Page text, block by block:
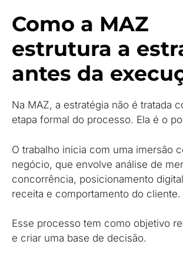
Como a MAZ
estrutura a
antes da
Na MAZ, a estratégia não é tratada
etapa formal do processo. Ela é o
O trabalho inicia com uma imersão
negócio, que envolve análise de
concorrência, posicionamento
receita e comportamento do cliente.
Esse processo tem como objetivo
e criar uma base de decisão.